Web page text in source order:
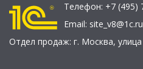
Телефон: +7 (495)
Email: site_v8@1c.ru
Отдел продаж: г. Москва,